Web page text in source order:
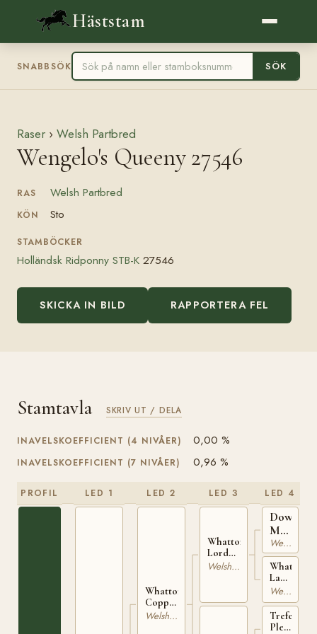
Häststam
SNABBSÖK SÖK
Raser › Welsh Partbred
Wengelo's Queeny 27546
RAS Welsh Partbred
KÖN Sto
STAMBÖCKER
Holländsk Ridponny STB-K 27546
SKICKA IN BILD RAPPORTERA FEL
Stamtavla SKRIV UT / DELA
INAVELSKOEFFICIENT (4 NIVÅER) 0,00 %
INAVELSKOEFFICIENT (7 NIVÅER) 0,96 %
PROFIL LED 1 LED 2
Whatton
Copper
BeachWelshponny
LED 3
Whatton
Lord
BruceWelshponny
LED 4
6185
Welshponny
Whatton
Lady
Bronze-
F
WSB
9834
Welshponny
Trefesgob
Pledge